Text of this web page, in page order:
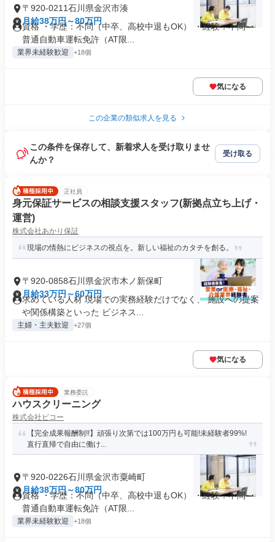
〒920-0211石川県金沢市湊
月給38万円～80万円
資格 ・学歴：不問（中卒、高校中退もOK） ・経験：不問 ・
普通自動車運転免許（AT限...
業界未経験歓迎 +18個
気になる
この企業の類似求人を見る
この条件を保存して、新着求人を受け取りませ
んか？
受け取る
正社員
身元保証サービスの相談支援スタッフ(新拠点立ち上げ・
運営)
株式会社あかり保証
現場の情熱にビジネスの視点を。新しい福祉のカタチを創る。
〒920-0858石川県金沢市木ノ新保町
月給33万円～60万円
求めている人材 現場での実務経験だけでなく、 施設への提案
や関係構築といった ビジネス...
主婦・主夫歓迎 +27個
気になる
業務委託
ハウスクリーニング
株式会社ビコー
【完全成果報酬制!!】頑張り次第では100万円も可能!未経験者99%!
直行直帰で自由に働け...
〒920-0226石川県金沢市粟崎町
月給38万円～80万円
資格 ・学歴：不問（中卒、高校中退もOK） ・経験：不問 ・
普通自動車運転免許（AT限...
業界未経験歓迎 +18個